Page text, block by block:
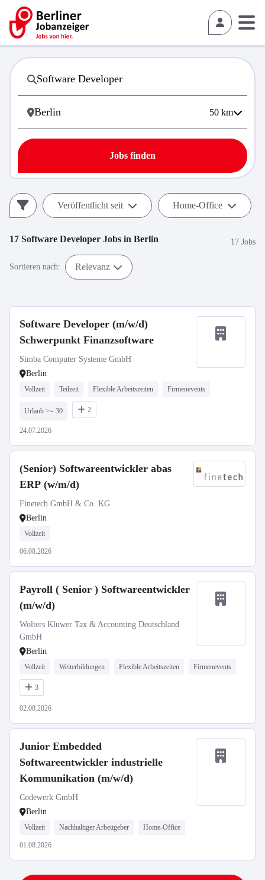
50 km
Jobs finden
Veröffentlicht seit Home-Office
17 Software Developer Jobs in Berlin 17 Jobs
Sortieren nach: Relevanz
Software Developer (m/w/d)
Schwerpunkt Finanzsoftware
Simba Computer Systeme GmbH
Berlin
Vollzeit Teilzeit Flexible Arbeitszeiten Firmenevents
Urlaub >= 30 2
24.07.2026
(Senior) Softwareentwickler abas
ERP (w/m/d)
Finetech GmbH & Co. KG
Berlin
Vollzeit
06.08.2026
Payroll ( Senior ) Softwareentwickler
(m/w/d)
Wolters Kluwer Tax & Accounting Deutschland
GmbH
Berlin
Vollzeit Weiterbildungen Flexible Arbeitszeiten Firmenevents
3
02.08.2026
Junior Embedded
Softwareentwickler industrielle
Kommunikation (m/w/d)
Codewerk GmbH
Berlin
Vollzeit Nachhaltiger Arbeitgeber Home-Office
01.08.2026